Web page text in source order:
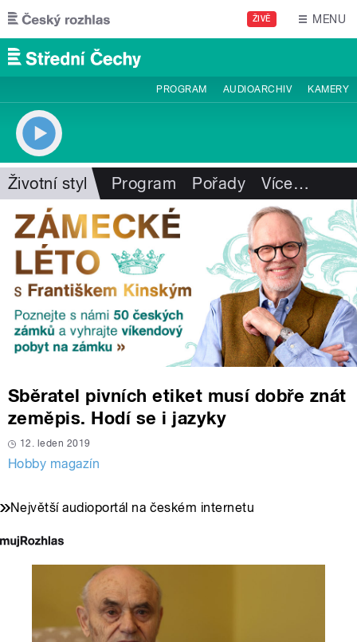
Přejít k hlavnímu obsahu
ŽIVĚ MENU
PROGRAM AUDIOARCHIV KAMERY
Životní styl Program Pořady Více…
Sběratel pivních etiket musí dobře znát
zeměpis. Hodí se i jazyky
12. leden 2019
Hobby magazín
Největší audioportál na českém internetu